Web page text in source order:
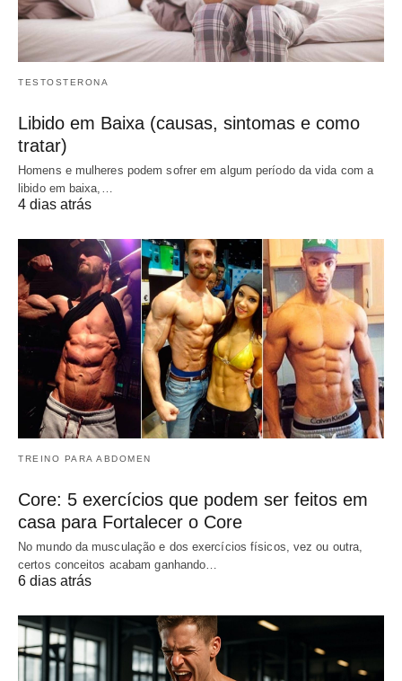
TESTOSTERONA
Libido em Baixa (causas, sintomas e como
tratar)
Homens e mulheres podem sofrer em algum período da vida com a
libido em baixa,…
4 dias atrás
TREINO PARA ABDOMEN
Core: 5 exercícios que podem ser feitos em
casa para Fortalecer o Core
No mundo da musculação e dos exercícios físicos, vez ou outra,
certos conceitos acabam ganhando…
6 dias atrás